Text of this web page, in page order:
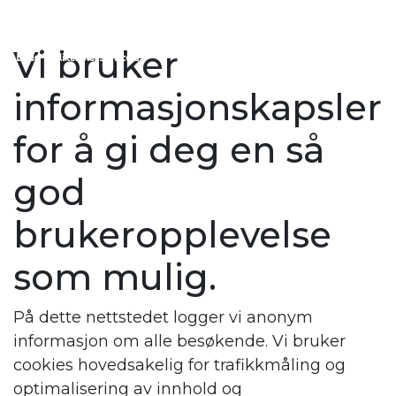
Main Navigation
Vi bruker
informasjonskapsler
for å gi deg en så
god
brukeropplevelse
som mulig.
På dette nettstedet logger vi anonym
informasjon om alle besøkende. Vi bruker
cookies hovedsakelig for trafikkmåling og
optimalisering av innhold og